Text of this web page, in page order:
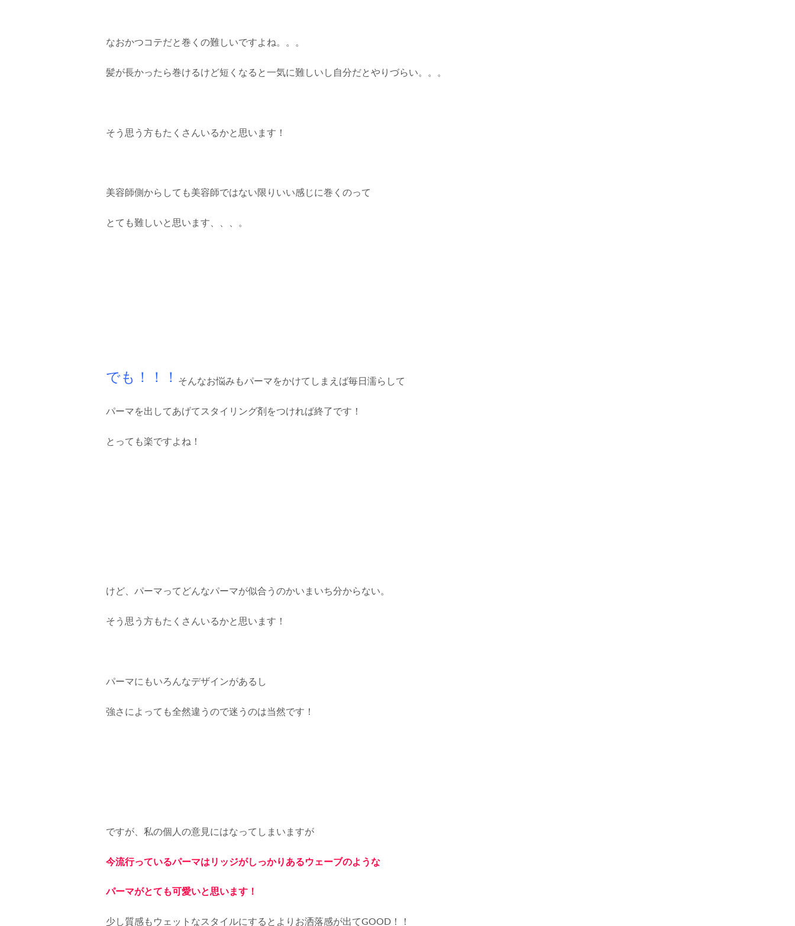
なおかつコテだと巻くの難しいですよね。。。
髪が長かったら巻けるけど短くなると一気に難しいし自分だとやりづらい。。。
そう思う方もたくさんいるかと思います！
美容師側からしても美容師ではない限りいい感じに巻くのって
とても難しいと思います、、、。
でも！！！ そんなお悩みもパーマをかけてしまえば毎日濡らして
パーマを出してあげてスタイリング剤をつければ終了です！
とっても楽ですよね！
けど、パーマってどんなパーマが似合うのかいまいち分からない。
そう思う方もたくさんいるかと思います！
パーマにもいろんなデザインがあるし
強さによっても全然違うので迷うのは当然です！
ですが、私の個人の意見にはなってしまいますが
今流行っているパーマはリッジがしっかりあるウェーブのような
パーマがとても可愛いと思います！
少し質感もウェットなスタイルにするとよりお洒落感が出てGOOD ！！